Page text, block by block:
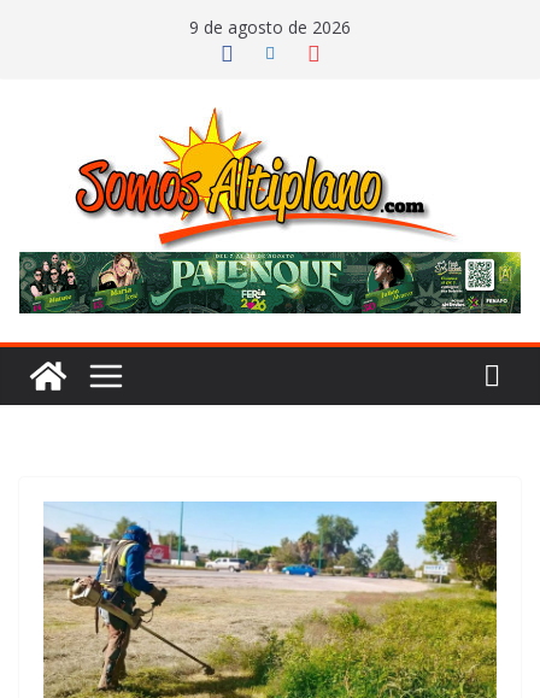
9 de agosto de 2026